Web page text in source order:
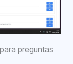
preguntas